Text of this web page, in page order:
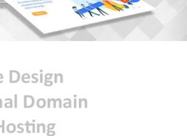
খামেনির ভিডিও প্রকাশ করল
নিউজ
শিল্পের প্রযুক্তি ও উদ্ভাবনে চীন-
সহযোগিতার আহ্বান